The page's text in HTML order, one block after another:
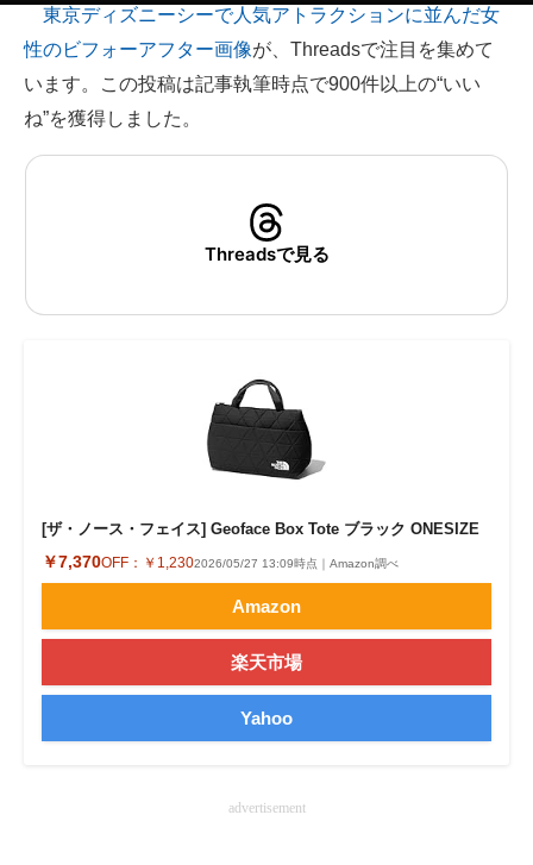
注目記事を集めた総合ページ
ITの今と未来を見通す
スマホと通信の最新トレンド
ビジネスと働き方のヒント
AI活用のいまが分かる
経営リーダーのコミュニティ
マーケ×ITの今がよく分かる
ITエンジニア向け専門サイト
企業向けIT製品の総合サイト
製造業のIT導入・活用を支援
モノづくり技術者専門サイト
東京ディズニーシーで人気アトラクションに並んだ女
性のビフォーアフター画像が、Threadsで注目を集めて
います。この投稿は記事執筆時点で900件以上の“いい
ね”を獲得しました。
Threadsで見る
[ザ・ノース・フェイス] Geoface Box Tote ブラック ONESIZE
￥7,370OFF： ￥1,2302026/05/27 13:09時点｜Amazon調べ
Amazon
楽天市場
Yahoo
advertisement